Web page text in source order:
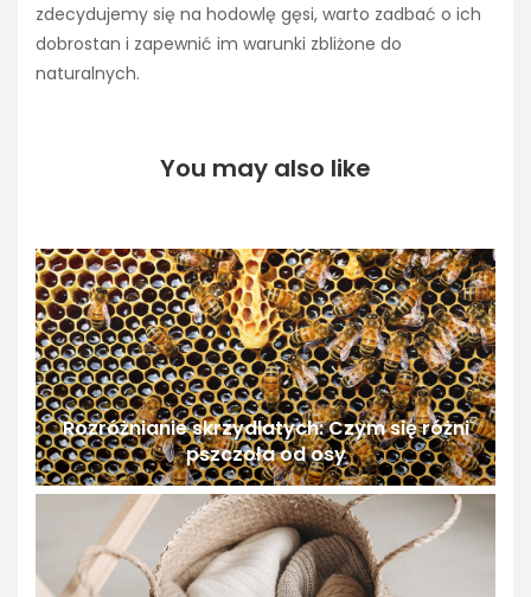
zdecydujemy się na hodowlę gęsi, warto zadbać o ich
dobrostan i zapewnić im warunki zbliżone do
naturalnych.
You may also like
Rozróżnianie skrzydlatych: Czym się różni
pszczoła od osy